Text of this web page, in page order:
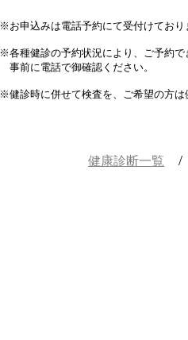
※お申込みは電話予約にて受付けており
※各種健診の予約状況により、ご予約で
事前に電話で御確認ください。
※健診時に併せて検査を、ご希望の方
健康診断一覧